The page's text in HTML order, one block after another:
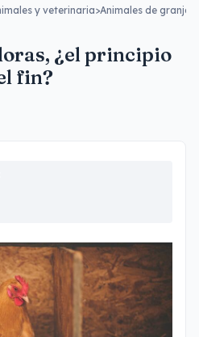
y veterinaria>Animales de granja
¿el principio
fin?